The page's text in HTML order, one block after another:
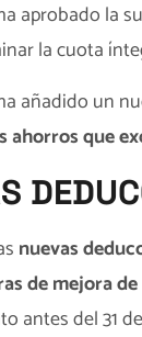
aprobado la
la cuota
añadido un
ahorros que
nuevas
de mejora
antes del 31